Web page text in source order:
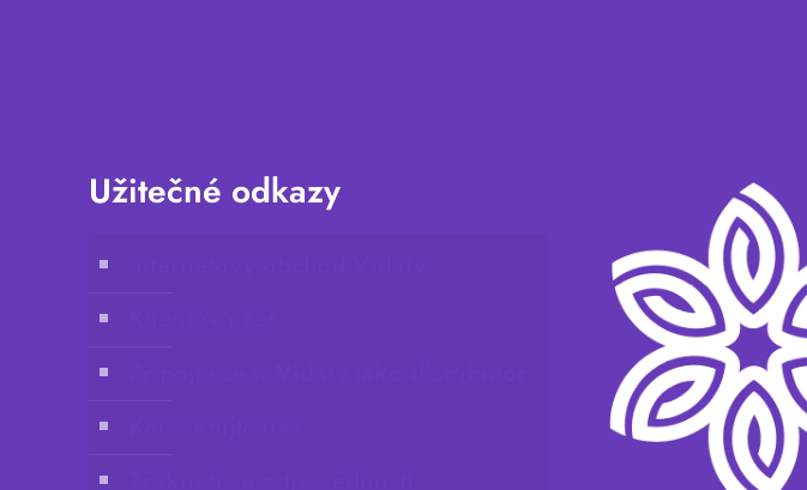
Užitečné odkazy